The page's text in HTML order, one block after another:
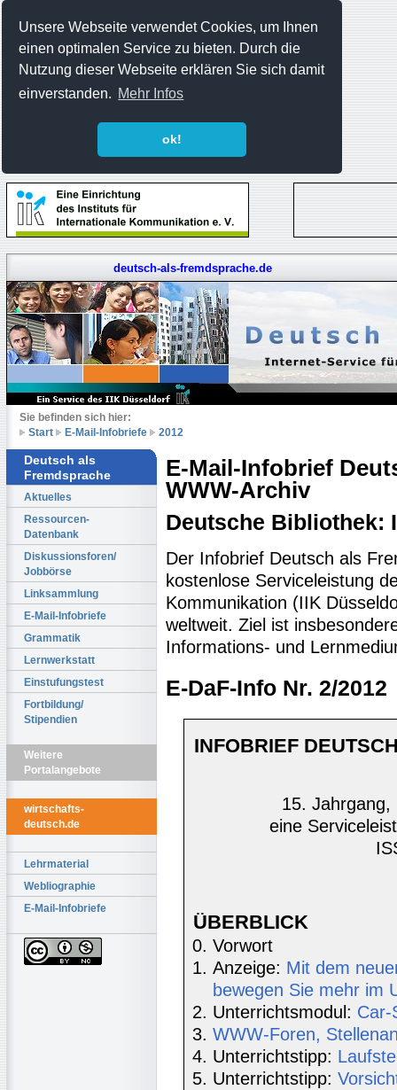
Unsere Webseite verwendet Cookies, um Ihnen
einen optimalen Service zu bieten. Durch die
Nutzung dieser Webseite erklären Sie sich damit
einverstanden. Mehr Infos
ok!
deutsch-als-fremdsprache.de
Sie befinden sich hier:
Start
E-Mail-Infobriefe 2012
Deutsch als
Fremdsprache
Aktuelles
Ressourcen-
Datenbank
Diskussionsforen/
Jobbörse
Linksammlung
E-Mail-Infobriefe
Grammatik
Lernwerkstatt
Einstufungstest
Fortbildung/
Stipendien
Weitere
Portalangebote
wirtschafts-
deutsch.de
Lehrmaterial
Webliographie
E-Mail-Infobriefe
E-Mail-Infobrief
WWW-Archiv
Deutsche Bibliothek:
Der Infobrief Deutsch als
kostenlose Serviceleistung
Kommunikation (IIK
weltweit. Ziel ist
Informations- und
E-DaF-Info Nr. 2/2012
INFOBRIEF
15. Jahrgang,
eine
ÜBERBLICK
Vorwort
Anzeige: Mit dem
bewegen Sie mehr im
Unterrichtsmodul: Car-
WWW-Foren,
Unterrichtstipp:
Unterrichtstipp: